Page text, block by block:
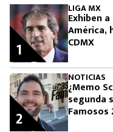
LIGA MX
Exhiben
América,
CDMX
1
NOTICIAS
¿Memo
segunda
Famosos
2